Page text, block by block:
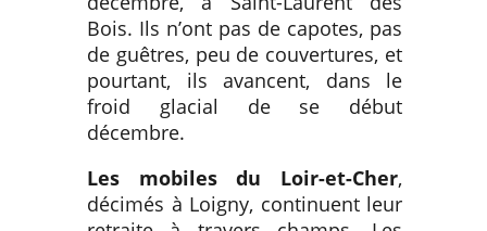
Bois. Ils n’ont pas de capotes, pas
de guêtres, peu de couvertures, et
pourtant, ils avancent, dans le
froid glacial de se début
décembre.
Les mobiles du Loir-et-Cher,
décimés à Loigny, continuent leur